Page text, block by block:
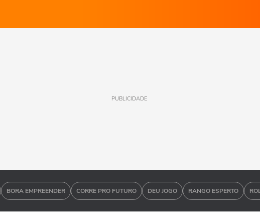
PUBLICIDADE
BORA EMPREENDER CORRE PRO FUTURO DEU JOGO RANGO ESPERTO